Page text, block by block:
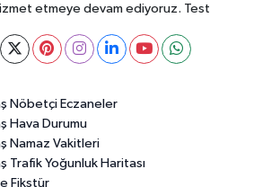
etmeye devam ediyoruz. Test
Nöbetçi Eczaneler
Hava Durumu
Namaz Vakitleri
Trafik Yoğunluk Haritası
Fikstür